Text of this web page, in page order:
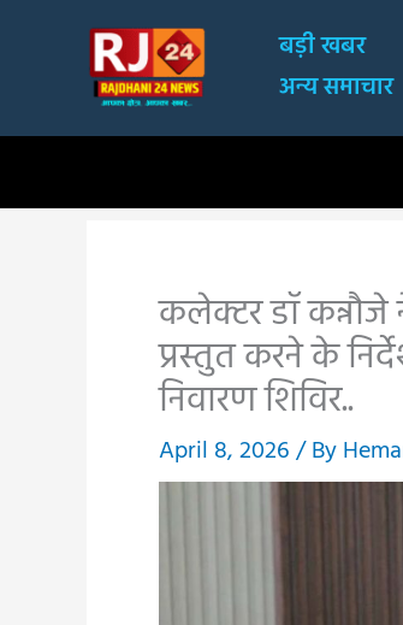
बड़ी खबर
अन्य समाचार
कलेक्टर डॉ
प्रस्तुत करने के
निवारण शिविर..
April 8, 2026/ By